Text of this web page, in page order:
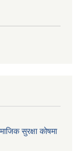
सुरक्षा कोषमा